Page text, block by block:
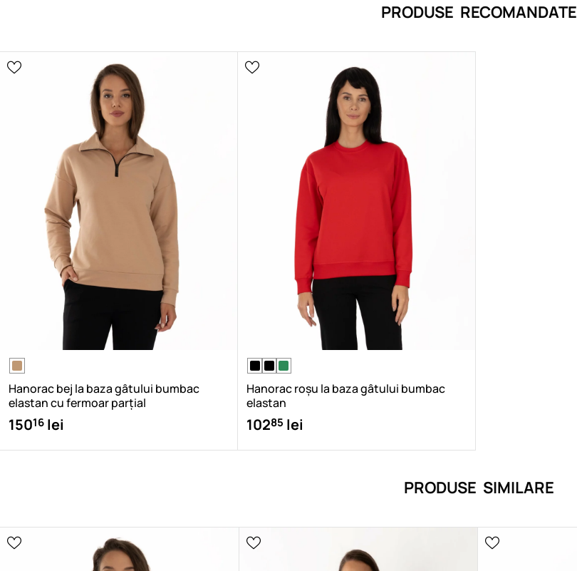
PRODUSE RECOMANDATE
Hanorac bej la baza gâtului bumbac
elastan cu fermoar parțial
15016 lei
Hanorac roșu la baza gâtului bumbac
elastan
10285 lei
PRODUSE SIMILARE